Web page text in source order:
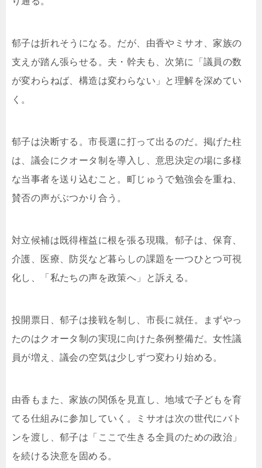
郁子は折れそうになる。だが、由香やミサオ、家族の
支えが踏ん張らせる。夫・幹夫も、次第に「議員の数
が変わらねば、構造は変わらない」と理解を深めてい
く。
郁子は決断する。市長選に打って出るのだ。掲げた柱
は、議会にクオータ制を導入し、意思決定の場に多様
な当事者を送り込むこと。町じゅうで勉強会を重ね、
賛否の声がぶつかり合う。
対立候補は既得権益に根を張る現職。郁子は、保育、
介護、医療、防災など暮らしの課題を一つひとつ可視
化し、「私たちの声を政策へ」と訴える。
投開票日、郁子は接戦を制し、市長に就任。まずやっ
たのはクオータ制の実現に向けた条例整備だ。女性議
員が増え、議会の空気は少しずつ変わり始める。
由香もまた、家族の関係を見直し、地域で子どもを育
てる仕組みに参加していく。ミサオは次の世代にバト
ンを渡し、郁子は「ここで生きる全員のための政治」
を続ける決意を固める。